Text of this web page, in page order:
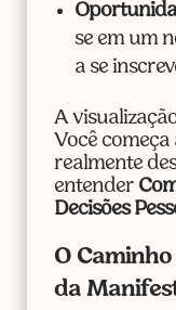
se em um
a se
A
Você
realmente
entender
Decisões
O
da